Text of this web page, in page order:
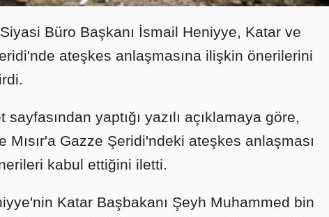
Büro Başkanı İsmail Heniyye, Katar ve
ateşkes anlaşmasına ilişkin önerilerini
sayfasından yaptığı yazılı açıklamaya göre,
Mısır'a Gazze Şeridi'ndeki ateşkes anlaşması
kabul ettiğini iletti.
Katar Başbakanı Şeyh Muhammed bin